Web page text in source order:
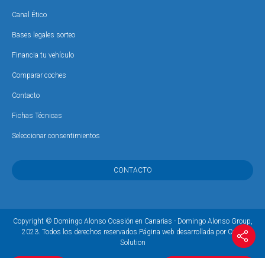
Canal Ético
Bases legales sorteo
Financia tu vehículo
Comparar coches
Contacto
Fichas Técnicas
Seleccionar consentimientos
CONTACTO
Copyright © Domingo Alonso Ocasión en Canarias - Domingo Alonso Group,
2023. Todos los derechos reservados.Página web desarrollada por Coco
Solution